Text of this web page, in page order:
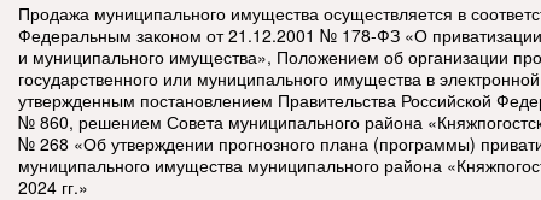
Продажа муниципального имущества осуществляется в
Федеральным законом от 21.12.2001 № 178-ФЗ «О приватизации
и муниципального имущества», Положением об организации
государственного или муниципального имущества в
утвержденным постановлением Правительства Российской
№ 860, решением Совета муниципального района
№ 268 «Об утверждении прогнозного плана (программы)
муниципального имущества муниципального района
2024 гг.»